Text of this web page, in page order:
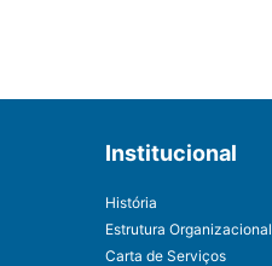
Institucional
História
Estrutura Organizacional
Carta de Serviços